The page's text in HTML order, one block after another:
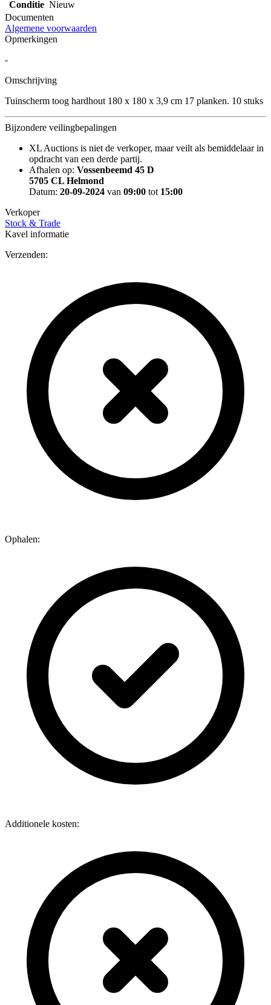
Conditie Nieuw
Documenten
Algemene voorwaarden
Opmerkingen
-
Omschrijving
Tuinscherm toog hardhout 180 x 180 x 3,9 cm 17 planken. 10 stuks
Bijzondere veilingbepalingen
XL Auctions is niet de verkoper, maar veilt als bemiddelaar in
opdracht van een derde partij.
Afhalen op: Vossenbeemd 45 D
5705 CL Helmond
Datum: 20-09-2024 van 09:00 tot 15:00
Verkoper
Stock & Trade
Kavel informatie
Verzenden:
Ophalen:
Additionele kosten: